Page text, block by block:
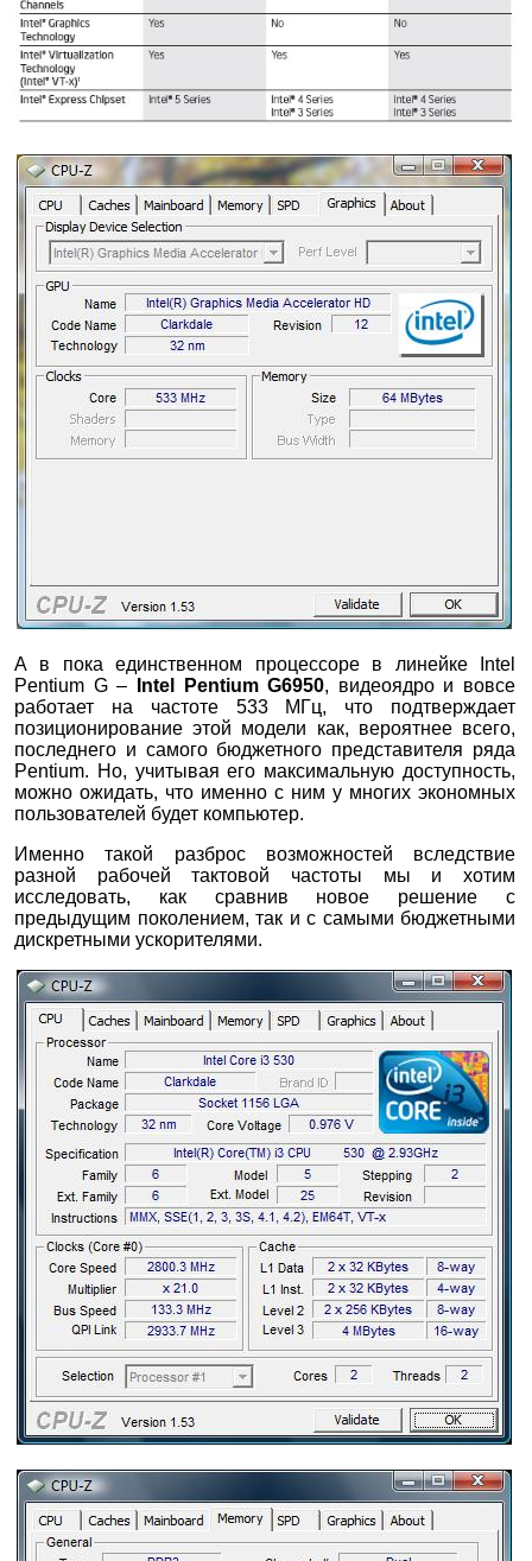
А в пока единственном процессоре в линейке Intel
Pentium G –
Intel Pentium G6950, видеоядро и вовсе
работает на частоте 533 МГц, что подтверждает
позиционирование этой модели как, вероятнее всего,
последнего и самого бюджетного представителя ряда
Pentium. Но, учитывая его максимальную доступность,
можно ожидать, что именно с ним у многих экономных
пользователей будет компьютер.
Именно такой разброс возможностей вследствие
разной рабочей тактовой частоты мы и хотим
исследовать, как сравнив новое решение с
предыдущим поколением, так и с самыми бюджетными
дискретными ускорителями.